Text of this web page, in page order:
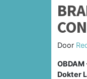
Door
Dokter